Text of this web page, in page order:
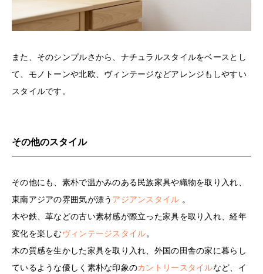
また、そのシンプルさから、ナチュラルスタイルをベースとし
て、モノトーンや北欧、ヴィンテージなどアレンジもしやすい
スタイルです。
その他のスタイル
その他にも、素朴で温かみのある民族家具や織物を取り入れ、
東南アジアの雰囲気が漂う アジアンスタイル 。
木や鉄、革などの古い素材感が際立った家具を取り入れ、経年
変化を楽しむヴィンテージスタイル。
木の質感を生かした家具を取り入れ、外国の田舎の家に暮らし
ているような優しく素朴な印象のカントリースタイルなど、イ